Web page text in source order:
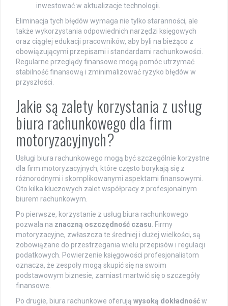
inwestować w aktualizacje technologii.
Eliminacja tych błędów wymaga nie tylko staranności, ale
także wykorzystania odpowiednich narzędzi księgowych
oraz ciągłej edukacji pracowników, aby byli na bieżąco z
obowiązującymi przepisami i standardami rachunkowości.
Regularne przeglądy finansowe mogą pomóc utrzymać
stabilność finansową i zminimalizować ryzyko błędów w
przyszłości.
Jakie są zalety korzystania z usług
biura rachunkowego dla firm
motoryzacyjnych?
Usługi biura rachunkowego mogą być szczególnie korzystne
dla firm motoryzacyjnych, które często borykają się z
różnorodnymi i skomplikowanymi aspektami finansowymi.
Oto kilka kluczowych zalet współpracy z profesjonalnym
biurem rachunkowym.
Po pierwsze, korzystanie z usług biura rachunkowego
pozwala na znaczną oszczędność czasu . Firmy
motoryzacyjne, zwłaszcza te średniej i dużej wielkości, są
zobowiązane do przestrzegania wielu przepisów i regulacji
podatkowych. Powierzenie księgowości profesjonalistom
oznacza, że zespoły mogą skupić się na swoim
podstawowym biznesie, zamiast martwić się o szczegóły
finansowe.
Po drugie, biura rachunkowe oferują wysoką dokładnośćw